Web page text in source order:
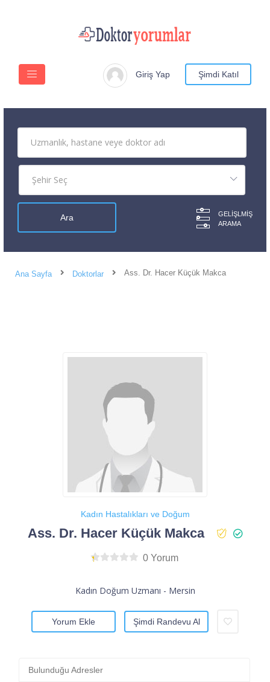
Giriş Yap Şimdi Katıl
GELIŞLMIŞ
ARAMA
Ana Sayfa Doktorlar Ass. Dr. Hacer Küçük Makca
Kadın Hastalıkları ve Doğum
Ass. Dr. Hacer Küçük Makca
0 Yorum
Kadın Doğum Uzmanı - Mersin
Yorum Ekle Şimdi Randevu Al
Bulunduğu Adresler